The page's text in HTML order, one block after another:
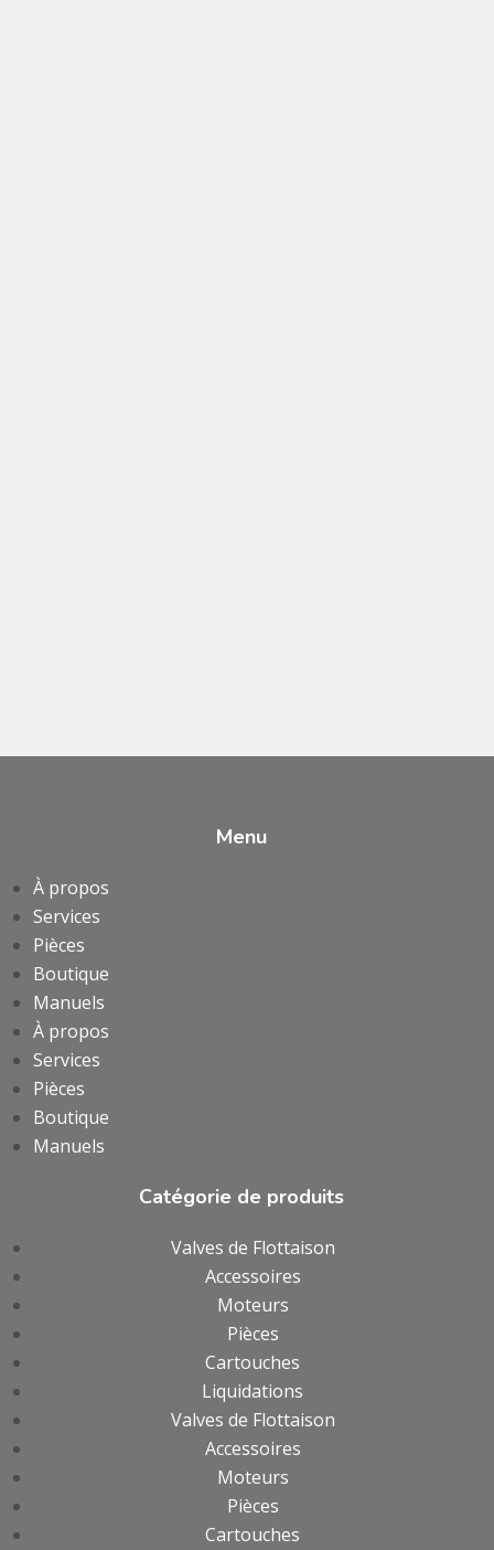
Menu
À propos
Services
Pièces
Boutique
Manuels
À propos
Services
Pièces
Boutique
Manuels
Catégorie de produits
Valves de Flottaison
Accessoires
Moteurs
Pièces
Cartouches
Liquidations
Valves de Flottaison
Accessoires
Moteurs
Pièces
Cartouches